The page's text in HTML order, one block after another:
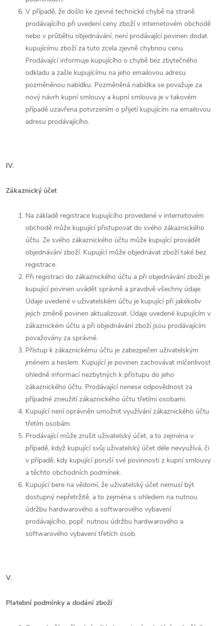
V případě, že došlo ke zjevné technické chybě na straně
prodávajícího při uvedení ceny zboží v internetovém obchodě
nebo v průběhu objednávání, není prodávající povinen dodat
kupujícímu zboží za tuto zcela zjevně chybnou cenu.
Prodávající informuje kupujícího o chybě bez zbytečného
odkladu a zašle kupujícímu na jeho emailovou adresu
pozměněnou nabídku. Pozměněná nabídka se považuje za
nový návrh kupní smlouvy a kupní smlouva je v takovém
případě uzavřena potvrzením o přijetí kupujícím na emailovou
adresu prodávajícího.
IV.
Zákaznický účet
Na základě registrace kupujícího provedené v internetovém
obchodě může kupující přistupovat do svého zákaznického
účtu. Ze svého zákaznického účtu může kupující provádět
objednávání zboží. Kupující může objednávat zboží také bez
registrace.
Při registraci do zákaznického účtu a při objednávání zboží je
kupující povinen uvádět správně a pravdivě všechny údaje.
Údaje uvedené v uživatelském účtu je kupující při jakékoliv
jejich změně povinen aktualizovat. Údaje uvedené kupujícím v
zákaznickém účtu a při objednávání zboží jsou prodávajícím
považovány za správné.
Přístup k zákaznickému účtu je zabezpečen uživatelským
jménem a heslem. Kupující je povinen zachovávat mlčenlivost
ohledně informací nezbytných k přístupu do jeho
zákaznického účtu. Prodávající nenese odpovědnost za
případné zneužití zákaznického účtu třetími osobami.
Kupující není oprávněn umožnit využívání zákaznického účtu
třetím osobám.
Prodávající může zrušit uživatelský účet, a to zejména v
případě, když kupující svůj uživatelský účet déle nevyužívá, či
v případě, kdy kupující poruší své povinnosti z kupní smlouvy
a těchto obchodních podmínek.
Kupující bere na vědomí, že uživatelský účet nemusí být
dostupný nepřetržitě, a to zejména s ohledem na nutnou
údržbu hardwarového a softwarového vybavení
prodávajícího, popř. nutnou údržbu hardwarového a
softwarového vybavení třetích osob.
V.
Platební podmínky a dodání zboží